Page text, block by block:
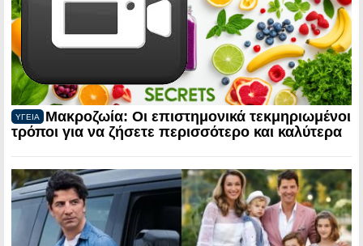
ΥΓΕΙΑ
Μακροζωία: Οι επιστημονικά τεκμηριωμένοι
τρόποι για να ζήσετε περισσότερο και καλύτερα